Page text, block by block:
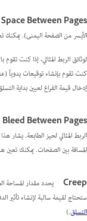
Space Between Pages
الأيسر من الصفحة اليمنى). يمكنك
لوثائق الربط المثالي، إذا كنت
كنت تقوم بإنشاء توقيعات يدوياً
إدخال قيمة الفراغ لعيين بداية
Bleed Between Pages
الربط المثالي لحيز الطابعة. يشار
المسافة بين الصفحات. يمكنك تعين هذا
Creep
يحدد مقدار المساحة
ستحتاج لقيمة سالبة لإنشاء تأثير الدفع. يمكنك
التسلق.)